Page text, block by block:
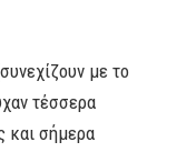
με το
τέσσερα
και σήμερα